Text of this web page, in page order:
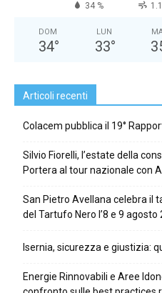
34 %
DOM
34°
LUN
33°
Articoli recenti
Colacem pubblica il 19°
Silvio Fiorelli, l’estate della
Portera al tour nazionale con
San Pietro Avellana celebra il
del Tartufo Nero l’8 e 9 agosto
Isernia, sicurezza e giustizia:
Energie Rinnovabili e Aree